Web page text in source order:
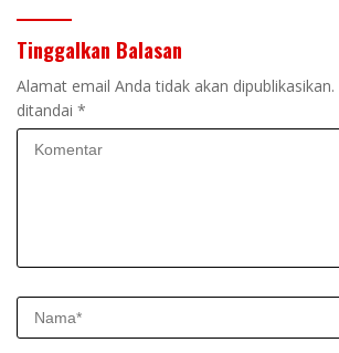
Tinggalkan Balasan
Alamat email Anda tidak akan dipublikasikan.
ditandai *